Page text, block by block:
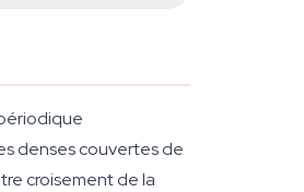
denses couvertes de
croisement de la